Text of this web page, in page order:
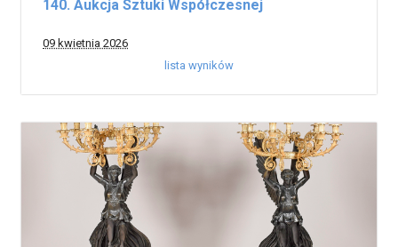
140. Aukcja Sztuki Współczesnej
09 kwietnia 2026
lista wyników